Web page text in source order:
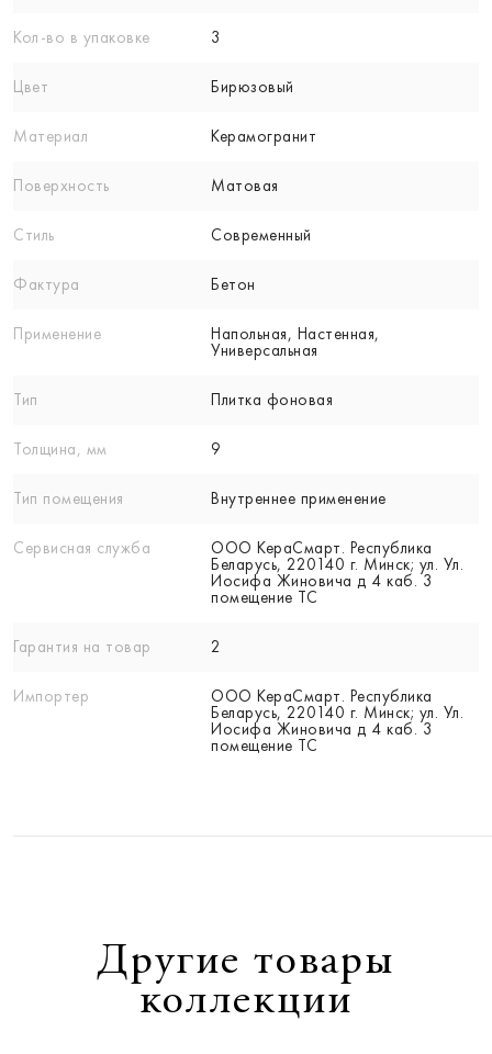
Кол-вo в упаковке 3
Цвет Бирюзовый
Материал Керамогранит
Поверхность Матовая
Стиль Современный
Фактура Бетон
Применение
Напольная, Настенная,
Универсальная
Тип Плитка фоновая
Толщина, мм 9
Тип помещения Внутреннее применение
Сервисная служба
ООО КераСмарт. Республика
Беларусь, 220140 г. Минск; ул. Ул.
Иосифа Жиновича д 4 каб. 3
помещение ТС
Гарантия на товар 2
Импортер
ООО КераСмарт. Республика
Беларусь, 220140 г. Минск; ул. Ул.
Иосифа Жиновича д 4 каб. 3
помещение ТС
Другие товары
коллекции